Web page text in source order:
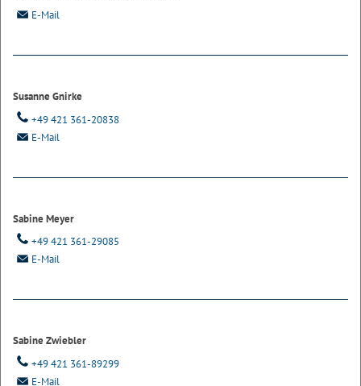
E-Mail
Susanne Gnirke
+49 421 361-20838
E-Mail
Sabine Meyer
+49 421 361-29085
E-Mail
Sabine Zwiebler
+49 421 361-89299
E-Mail